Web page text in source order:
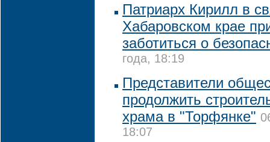
Патриарх Кирилл в
Хабаровском крае
заботиться о
года, 18:19
Представители
продолжить
храма в "Торфянке"
18:07